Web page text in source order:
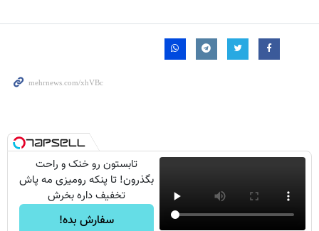
تابستون رو خنک و راحت
بگذرون! تا پنکه رومیزی مه پاش
تخفیف داره بخرش
سفارش بده!